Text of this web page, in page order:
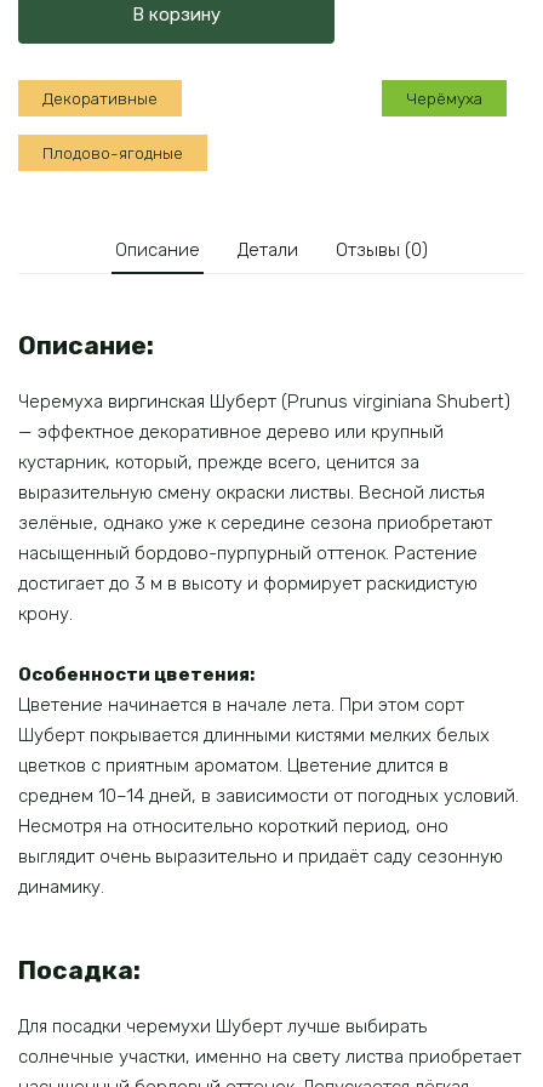
виргинская
Шуберт
В корзину
Декоративные
Плодово-ягодные
Черёмуха
Описание Детали Отзывы (0)
Описание:
Черемуха виргинская Шуберт (Prunus virginiana Shubert)
— эффектное декоративное дерево или крупный
кустарник, который, прежде всего, ценится за
выразительную смену окраски листвы. Весной листья
зелёные, однако уже к середине сезона приобретают
насыщенный бордово-пурпурный оттенок. Растение
достигает до 3 м в высоту и формирует раскидистую
крону.
Особенности цветения:
Цветение начинается в начале лета. При этом сорт
Шуберт покрывается длинными кистями мелких белых
цветков с приятным ароматом. Цветение длится в
среднем 10–14 дней, в зависимости от погодных условий.
Несмотря на относительно короткий период, оно
выглядит очень выразительно и придаёт саду сезонную
динамику.
Посадка:
Для посадки черемухи Шуберт лучше выбирать
солнечные участки, именно на свету листва приобретает